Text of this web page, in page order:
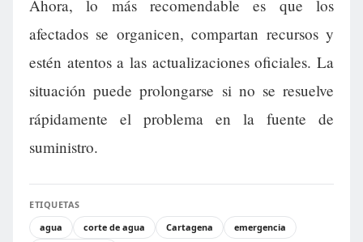
Ahora, lo más recomendable es que los
afectados se organicen, compartan recursos y
estén atentos a las actualizaciones oficiales. La
situación puede prolongarse si no se resuelve
rápidamente el problema en la fuente de
suministro.
ETIQUETAS
agua
corte de agua Cartagena
emergencia